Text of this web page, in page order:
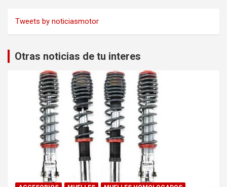
Tweets by noticiasmotor
Otras noticias de tu interes